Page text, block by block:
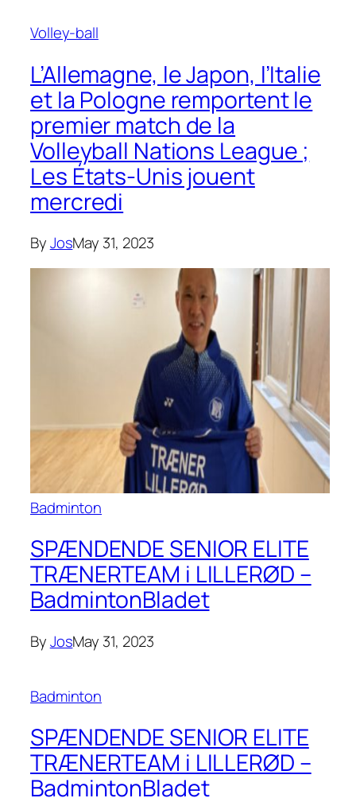
Volley-ball
L’Allemagne, le Japon, l’Italie
et la Pologne remportent le
premier match de la
Volleyball Nations League ;
Les États-Unis jouent
mercredi
ByJosMay 31, 2023
Badminton
SPÆNDENDE SENIOR ELITE
TRÆNERTEAM i LILLERØD –
BadmintonBladet
ByJosMay 31, 2023
Badminton
SPÆNDENDE SENIOR ELITE
TRÆNERTEAM i LILLERØD –
BadmintonBladet